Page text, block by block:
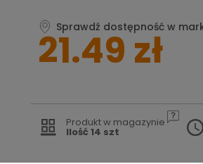
Sprawdź dostępność w
21.49 zł
Produkt w magazynie
Ilość 14 szt